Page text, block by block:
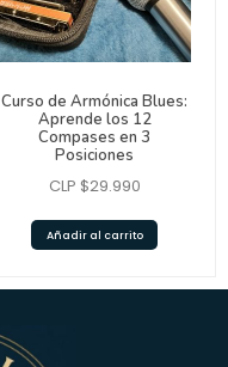
Curso de Armónica Blues:
Aprende los 12
Compases en 3
Posiciones
CLP $29.990
Añadir al carrito